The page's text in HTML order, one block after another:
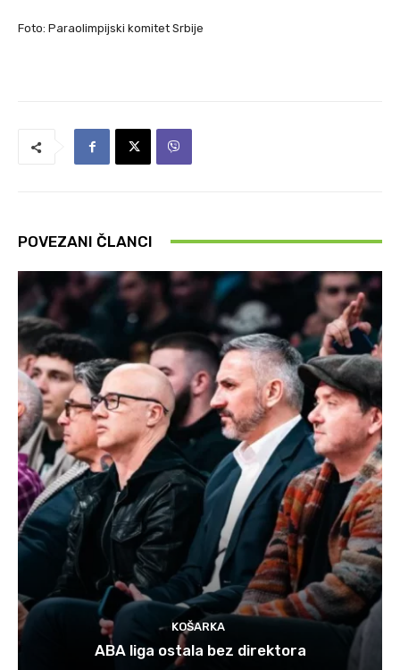
Foto: Paraolimpijski komitet Srbije
POVEZANI ČLANCI
KOŠARKA
ABA liga ostala bez direktora